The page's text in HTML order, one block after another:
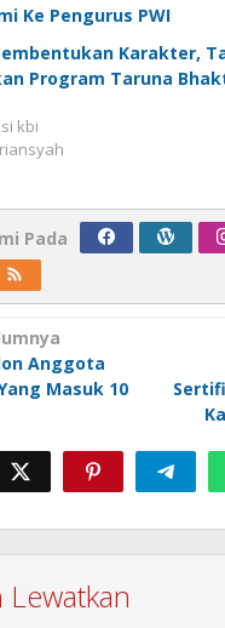
Ke Pengurus PWI
Karakter,
Program Taruna
kbi
Pada
Anggota
Masuk 10
Lewatkan